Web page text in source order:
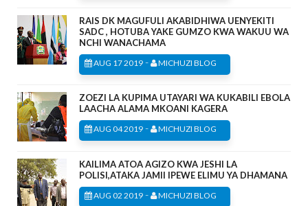
RAIS DK MAGUFULI AKABIDHIWA UENYEKITI
SADC , HOTUBA YAKE GUMZO KWA WAKUU WA
NCHI WANACHAMA
AUG 17 2019 - MICHUZI BLOG
ZOEZI LA KUPIMA UTAYARI WA KUKABILI EBOLA
LAACHA ALAMA MKOANI KAGERA
AUG 04 2019 - MICHUZI BLOG
KAILIMA ATOA AGIZO KWA JESHI LA
POLISI,ATAKA JAMII IPEWE ELIMU YA DHAMANA
AUG 02 2019 - MICHUZI BLOG